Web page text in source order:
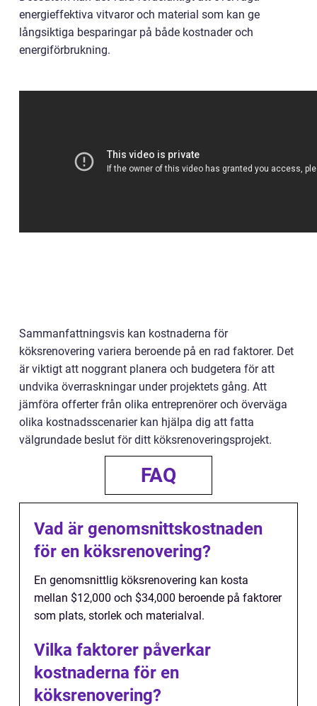
energieffektiva vitvaror och material som kan ge
långsiktiga besparingar på både kostnader och
energiförbrukning.
Sammanfattningsvis kan kostnaderna för
köksrenovering variera beroende på en rad faktorer. Det
är viktigt att noggrant planera och budgetera för att
undvika överraskningar under projektets gång. Att
jämföra offerter från olika entreprenörer och överväga
olika kostnadsscenarier kan hjälpa dig att fatta
välgrundade beslut för ditt köksrenoveringsprojekt.
FAQ
Vad är genomsnittskostnaden
för en köksrenovering?
En genomsnittlig köksrenovering kan kosta
mellan $12,000 och $34,000 beroende på faktorer
som plats, storlek och materialval.
Vilka faktorer påverkar
kostnaderna för en
köksrenovering?